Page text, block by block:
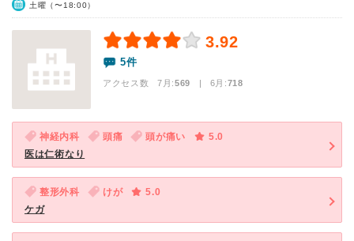
土曜（〜18:00）
3.92
5件
アクセス数 7月:569 | 6月:718
神経内科 頭痛 頭が痛い
5.0
医は仁術なり
整形外科 けが
5.0
ケガ